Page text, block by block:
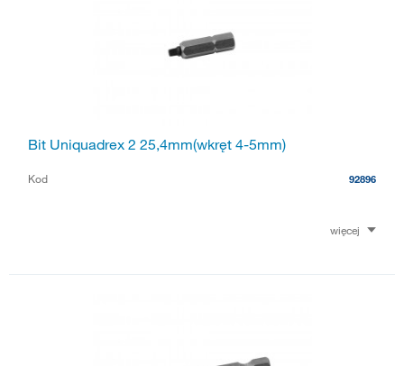
Bit Uniquadrex 2 25,4mm(wkręt 4-5mm)
Kod 92896
więcej